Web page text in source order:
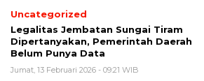
Uncategorized
Legalitas Jembatan Sungai Tiram
Dipertanyakan, Pemerintah Daerah
Belum Punya Data
Jumat, 13 Februari 2026 - 09:21 WIB